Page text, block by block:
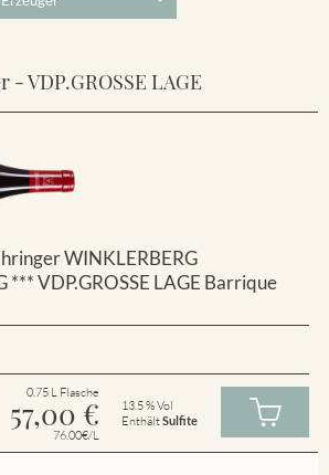
VDP.GROSSE LAGE
WINKLERBERG
*** VDP.GROSSE LAGE Barrique
0.75 L Flasche
57,00 €
76.00€/L
13.5 % Vol
EnthältSulfite